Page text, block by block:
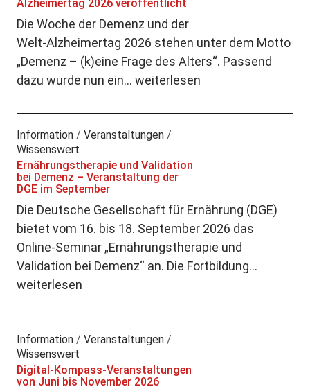
Alzheimertag 2026 veröffentlicht
Die Woche der Demenz und der
Welt-Alzheimertag 2026 stehen unter dem Motto
„Demenz – (k)eine Frage des Alters“. Passend
dazu wurde nun ein… weiterlesen
Information/ Veranstaltungen/
Wissenswert
Ernährungstherapie und Validation
bei Demenz – Veranstaltung der
DGE im September
Die Deutsche Gesellschaft für Ernährung (DGE)
bietet vom 16. bis 18. September 2026 das
Online-Seminar „Ernährungstherapie und
Validation bei Demenz“ an. Die Fortbildung…
weiterlesen
Information/ Veranstaltungen/
Wissenswert
Digital-Kompass-Veranstaltungen
von Juni bis November 2026